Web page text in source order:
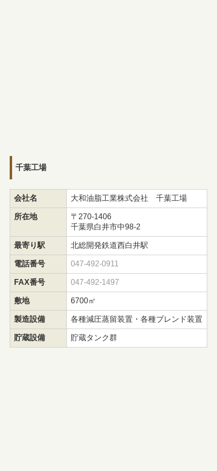
千葉工場
会社名 大和油脂工業株式会社 千葉工場
所在地
〒270-1406
千葉県白井市中98-2
最寄り駅 北総開発鉄道西白井駅
電話番号 047-492-0911
FAX番号 047-492-1497
敷地 6700㎡
製造設備 各種減圧蒸留装置・各種ブレンド装置
貯蔵設備 貯蔵タンク群